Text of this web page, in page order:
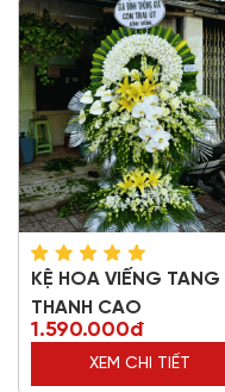
KỆ HOA VIẾNG TANG
THANH CAO
1.590.000đ
XEM CHI TIẾT